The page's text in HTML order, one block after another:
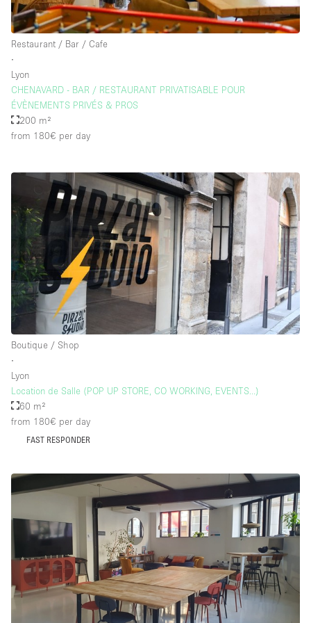
Restaurant / Bar / Cafe
∙
Lyon
CHENAVARD - BAR / RESTAURANT PRIVATISABLE POUR
ÉVÈNEMENTS PRIVÉS & PROS
200 m²
from 180€ per day
Boutique / Shop
∙
Lyon
Location de Salle (POP UP STORE, CO WORKING, EVENTS...)
60 m²
from 180€ per day
FAST RESPONDER